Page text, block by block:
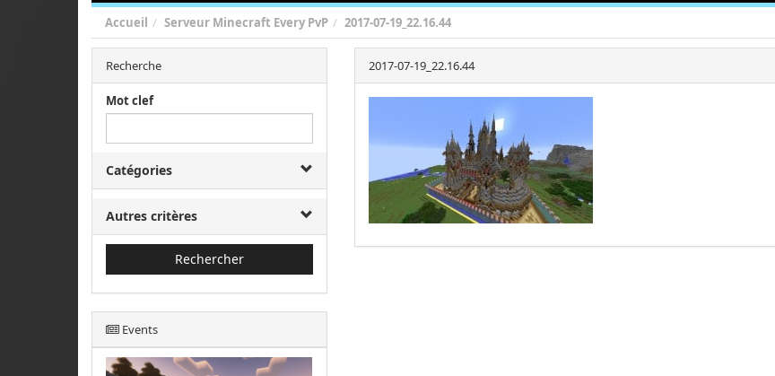
Accueil Serveur Minecraft Every PvP 2017-07-19_22.16.44
Recherche
Mot clef
Catégories
Autres critères
Rechercher
Events
2017-07-19_22.16.44